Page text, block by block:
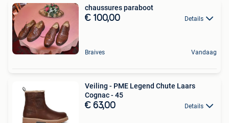
chaussures paraboot
€ 100,00 Details
Braives Vandaag
Veiling - PME Legend Chute Laars
Cognac - 45
€ 63,00 Details